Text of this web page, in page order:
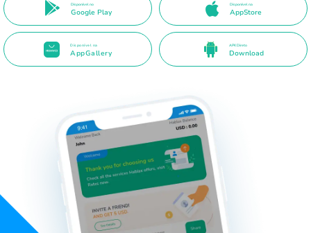
Disponível no
Google Play
Disponível na
AppStore
Disponível na
AppGallery
APK Direto
Download